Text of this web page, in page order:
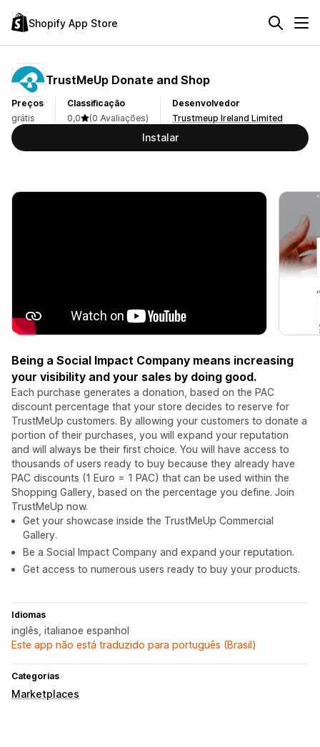
Shopify App Store
TrustMeUp Donate and Shop
Preços
grátis
Classificação
0,0
(0 Avaliações)
Desenvolvedor
Trustmeup Ireland Limited
Instalar
Being a Social Impact Company means increasing
your visibility and your sales by doing good.
Each purchase generates a donation, based on the PAC
discount percentage that your store decides to reserve for
TrustMeUp customers. By allowing your customers to donate a
portion of their purchases, you will expand your reputation
and will always be their first choice. You will have access to
thousands of users ready to buy because they already have
PAC discounts (1 Euro = 1 PAC) that can be used within the
Shopping Gallery, based on the percentage you define. Join
TrustMeUp now.
Get your showcase inside the TrustMeUp Commercial
Gallery.
Be a Social Impact Company and expand your reputation.
Get access to numerous users ready to buy your products.
Idiomas
inglês, italianoe espanhol
Este app não está traduzido para português (Brasil)
Categorias
Marketplaces